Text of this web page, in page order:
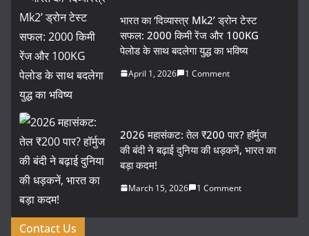
भारत का ‘दिव्यास्त्र Mk2’ ड्रोन टेस्ट
सफल: 2000 किमी रेंज और 100KG
पेलोड के साथ बदलेगा युद्ध का भविष्य
April 1, 2026 1 Comment
2026 महासंकट: तेल ₹200 पार? हॉर्मुज
की बंदी ने बढ़ाई दुनिया की धड़कनें, भारत का
बड़ा कदम!
March 15, 2026 1 Comment
Contact Us